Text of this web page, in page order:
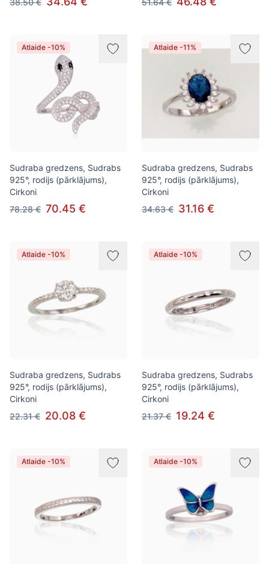
38.50 €
51.64 €
Atlaide -10%
Sudraba gredzens, Sudrabs
925°, rodijs (pārklājums),
Cirkoni
78.28 € 70.45 €
Atlaide -11%
Sudraba gredzens, Sudrabs
925°, rodijs (pārklājums),
Cirkoni
34.63 € 31.16 €
Atlaide -10%
Sudraba gredzens, Sudrabs
925°, rodijs (pārklājums),
Cirkoni
22.31 € 20.08 €
Atlaide -10%
Sudraba gredzens, Sudrabs
925°, rodijs (pārklājums),
Cirkoni
21.37 € 19.24 €
Atlaide -10% Atlaide -10%